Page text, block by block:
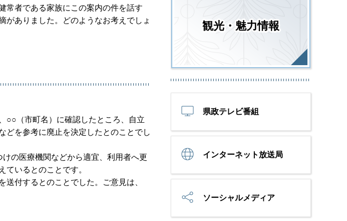
常者である家族にこの案内の件を話す
がありました。どのようなお考えでしょ
○○（市町名）に確認したところ、自立
どを参考に廃止を決定したとのことでし
の医療機関などから適宜、利用者へ更
ているとのことです。
付するとのことでした。ご意見は、
観光・魅力情報
県政テレビ番組
インターネット放送局
ソーシャルメディア